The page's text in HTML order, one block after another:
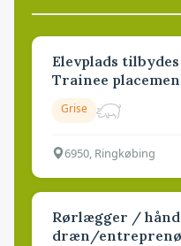
Elevplads
Trainee
Grise
6950, Ringkøbing
Rørlægger /
dræn/